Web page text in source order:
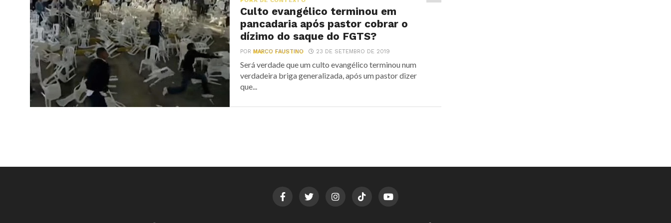
Culto evangélico terminou em
pancadaria após pastor cobrar o
dízimo do saque do FGTS?
PORMARCO FAUSTINO 23 DE SETEMBRO DE 2019
Será verdade que um culto evangélico terminou num
verdadeira briga generalizada, após um pastor dizer
que...